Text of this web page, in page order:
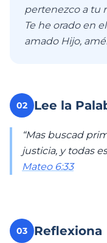
pertenezco a tu
Te he orado en
amado Hijo,
02 Lee la
“Mas buscad
justicia, y todas
Mateo 6:33
03 Reflexiona